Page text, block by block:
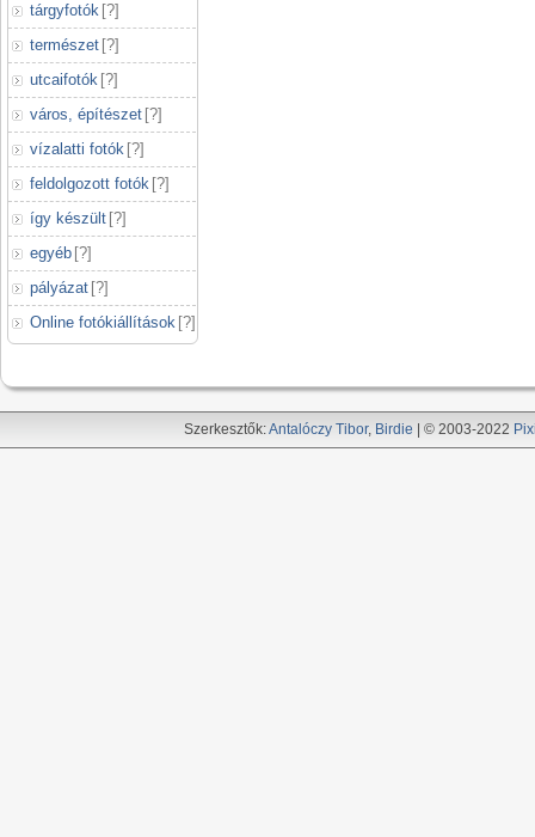
tárgyfotók [?]
természet [?]
utcaifotók [?]
város, építészet [?]
vízalatti fotók [?]
feldolgozott fotók [?]
így készült [?]
egyéb [?]
pályázat [?]
Online fotókiállítások [?]
Szerkesztők:Antalóczy Tibor, Birdie | © 2003-2022